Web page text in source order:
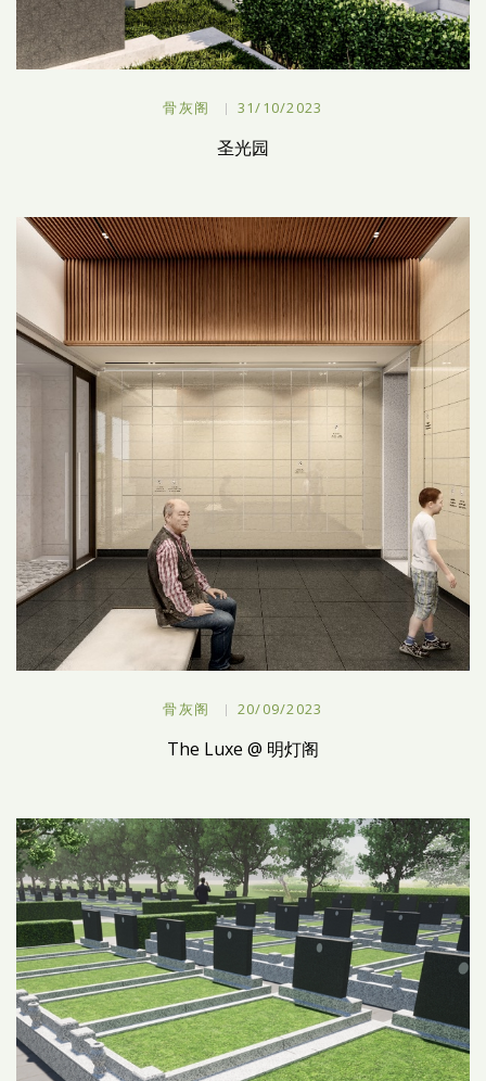
骨灰阁 31/10/2023
圣光园
骨灰阁 20/09/2023
The Luxe @ 明灯阁